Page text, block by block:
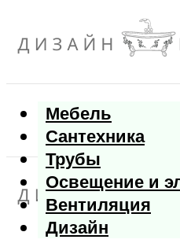
Мебель
Сантехника
Трубы
Освещение и
Вентиляция
Дизайн